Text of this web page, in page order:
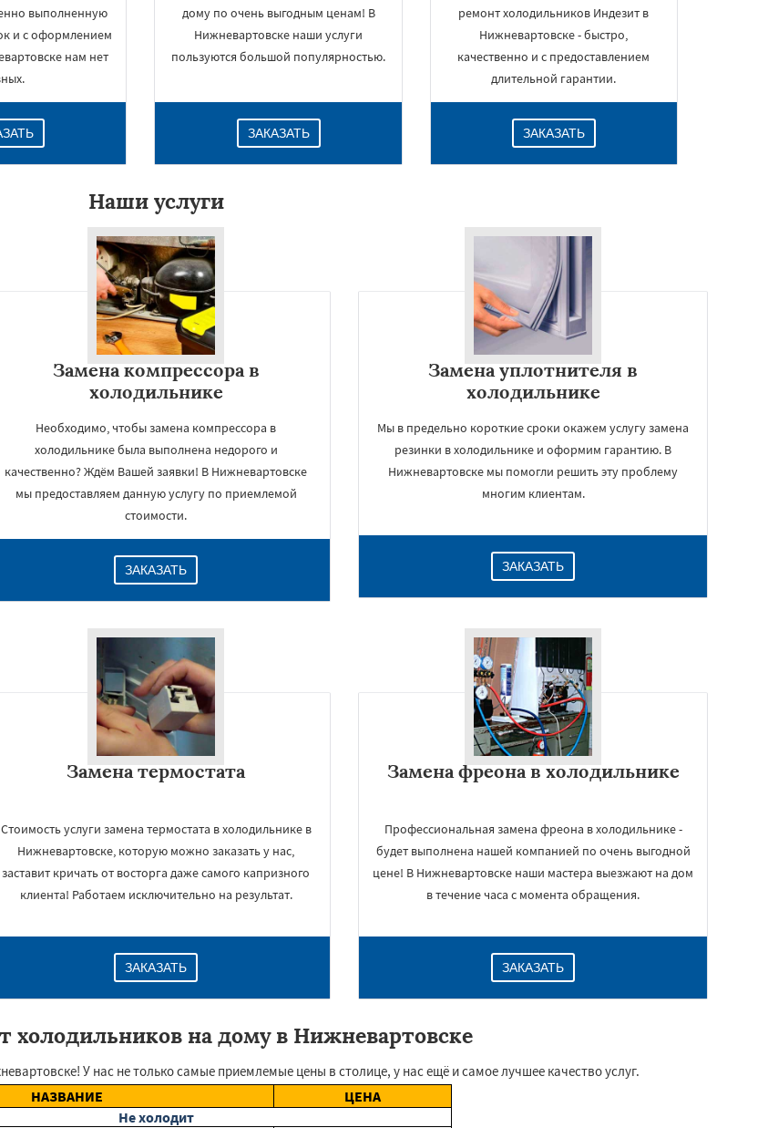
выполненную
и с оформлением
нам нет
дому по очень выгодным ценам! В
Нижневартовске наши услуги
пользуются большой популярностью.
ЗАКАЗАТЬ
ремонт холодильников Индезит в
Нижневартовске - быстро,
качественно и с предоставлением
длительной гарантии.
ЗАКАЗАТЬ
Наши услуги
Замена компрессора в
холодильнике
Необходимо, чтобы замена компрессора в
холодильнике была выполнена недорого и
качественно? Ждём Вашей заявки! В Нижневартовске
мы предоставляем данную услугу по приемлемой
стоимости.
ЗАКАЗАТЬ
Замена уплотнителя в
холодильнике
Мы в предельно короткие сроки окажем услугу замена
резинки в холодильнике и оформим гарантию. В
Нижневартовске мы помогли решить эту проблему
многим клиентам.
ЗАКАЗАТЬ
Замена термостата
Стоимость услуги замена термостата в холодильнике в
Нижневартовске, которую можно заказать у нас,
заставит кричать от восторга даже самого капризного
клиента! Работаем исключительно на результат.
ЗАКАЗАТЬ
Замена фреона в холодильнике
Профессиональная замена фреона в холодильнике -
будет выполнена нашей компанией по очень выгодной
цене! В Нижневартовске наши мастера выезжают на дом
в течение часа с момента обращения.
ЗАКАЗАТЬ
холодильников на дому в Нижневартовске
У нас не только самые приемлемые цены в столице, у нас ещё и самое лучшее качество услуг.
НАЗВАНИЕ
ЦЕНА
Не холодит
Даю согласие на обработку персональных данных